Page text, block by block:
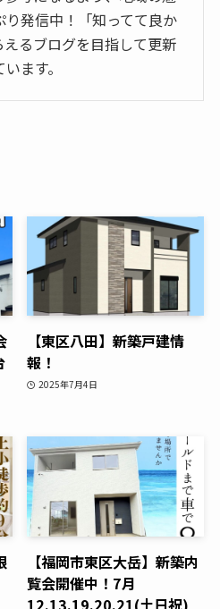
発信中！「知ってて良か
るブログを目指して更新
います。
【東区八田】新築戸建情
報！
2025年7月4日
【福岡市東区大岳】新築内
覧会開催中！7月
12.13.19.20.21(土日祝)